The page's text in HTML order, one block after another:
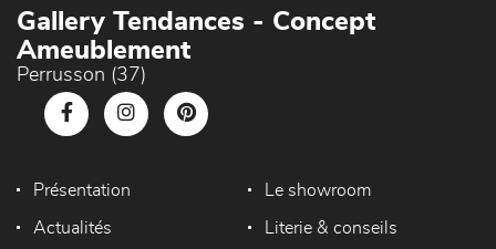
Gallery Tendances - Concept
Ameublement
Perrusson (37)
Présentation Le showroom
Actualités Literie & conseils